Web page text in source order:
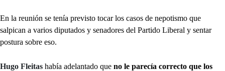
En la reunión se tenía previsto tocar los casos de nepotismo que
salpican a varios diputados y senadores del Partido Liberal y sentar
postura sobre eso.
Hugo Fleitas había adelantado que no le parecía correcto que los